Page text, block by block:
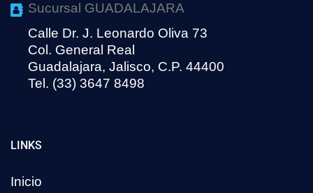
Sucursal GUADALAJARA
Calle Dr. J. Leonardo Oliva 73
Col. General Real
Guadalajara, Jalisco, C.P. 44400
Tel. (33) 3647 8498
LINKS
Inicio